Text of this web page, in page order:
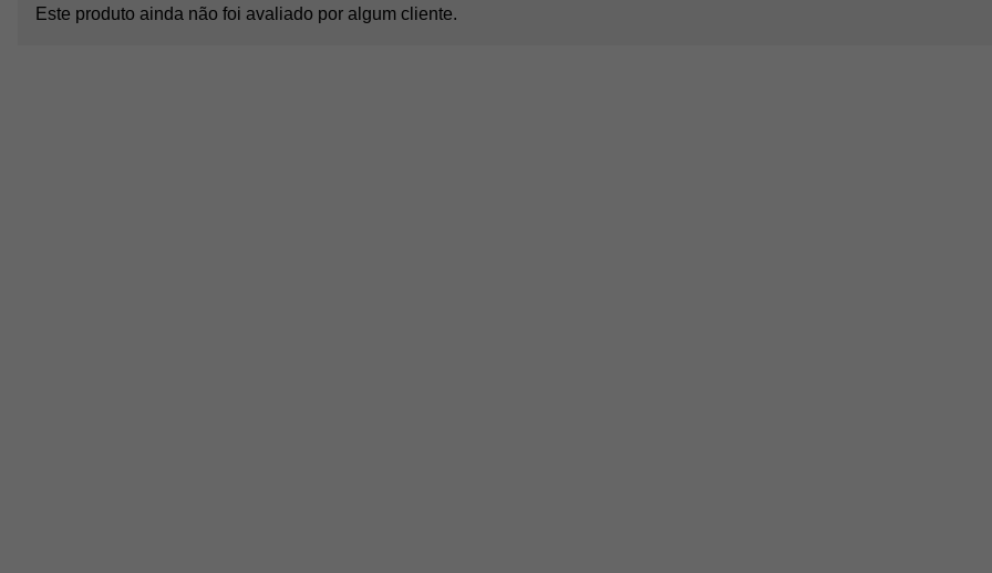
Este produto ainda não foi avaliado por algum cliente.